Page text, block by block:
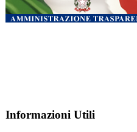
Informazioni Utili